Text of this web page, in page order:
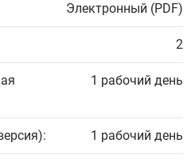
Электронный (PDF)
2
1 рабочий день
1 рабочий день